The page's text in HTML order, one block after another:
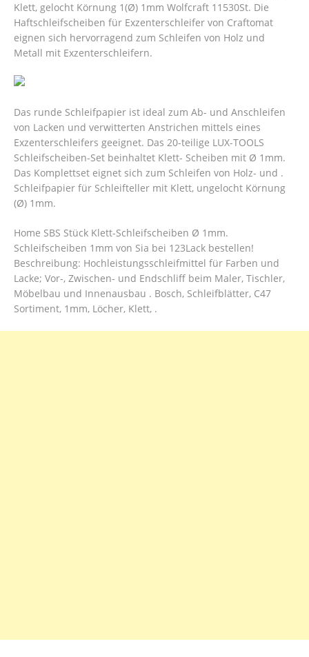
Klett, gelocht Körnung 1(Ø) 1mm Wolfcraft 11530St. Die
Haftschleifscheiben für Exzenterschleifer von Craftomat
eignen sich hervorragend zum Schleifen von Holz und
Metall mit Exzenterschleifern.
Das runde Schleifpapier ist ideal zum Ab- und Anschleifen
von Lacken und verwitterten Anstrichen mittels eines
Exzenterschleifers geeignet. Das 20-teilige LUX-TOOLS
Schleifscheiben-Set beinhaltet Klett- Scheiben mit Ø 1mm.
Das Komplettset eignet sich zum Schleifen von Holz- und .
Schleifpapier für Schleifteller mit Klett, ungelocht Körnung
(Ø) 1mm.
Home SBS Stück Klett-Schleifscheiben Ø 1mm.
Schleifscheiben 1mm von Sia bei 123Lack bestellen!
Beschreibung: Hochleistungsschleifmittel für Farben und
Lacke; Vor-, Zwischen- und Endschliff beim Maler, Tischler,
Möbelbau und Innenausbau . Bosch, Schleifblätter, C47
Sortiment, 1mm, Löcher, Klett, .